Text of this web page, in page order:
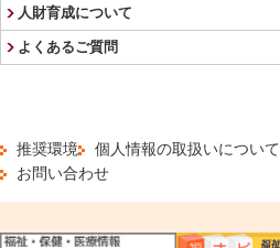
人財育成について
よくあるご質問
推奨環境 個人情報の取扱いについて
お問い合わせ